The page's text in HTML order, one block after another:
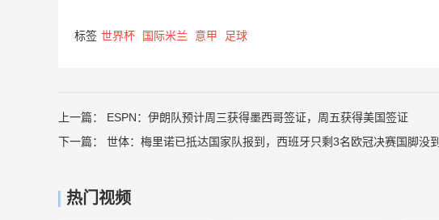
标签 世界杯 国际米兰 意甲 足球
上一篇： ESPN：伊朗队预计周三获得墨西哥签证，周五获得美国签证
下一篇： 世体：梅里诺已抵达国家队报到，西班牙只剩3名欧冠决赛国脚没到
热门视频